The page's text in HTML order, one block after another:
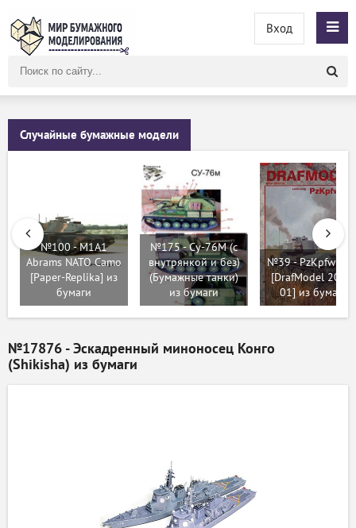
сайту
Вход
Случайные бумажные модели
№100 - M1A1
Abrams NATO Camo
[Paper-Replika] из
бумаги
№175 - Су-76М (с
внутрянкой и без)
(Бумажные танки)
из бумаги
№39 - PzKpfw
[DrafModel 2014-
01] из бумаги
№17876 - Эскадренный миноносец Конго
(Shikisha) из бумаги